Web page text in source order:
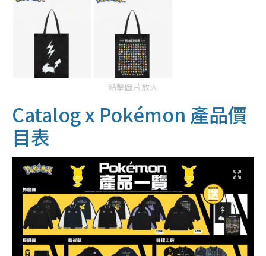
點擊圖片放大
Catalog x Pokémon 產品價
目表